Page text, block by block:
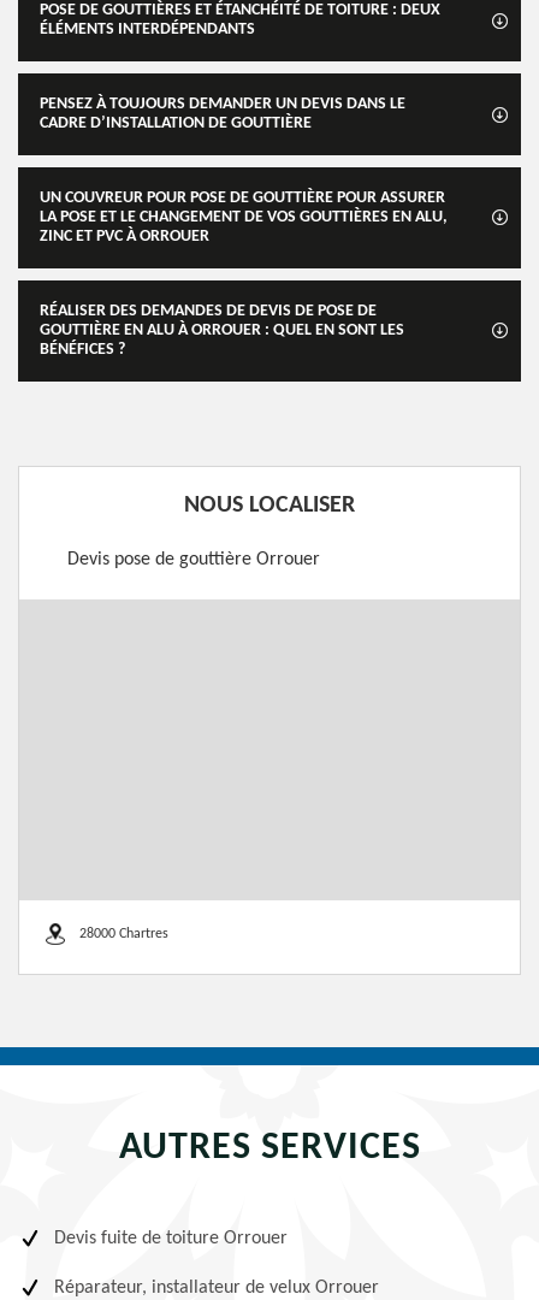
POSE DE GOUTTIÈRES ET ÉTANCHÉITÉ DE TOITURE : DEUX
ÉLÉMENTS INTERDÉPENDANTS
PENSEZ À TOUJOURS DEMANDER UN DEVIS DANS LE
CADRE D’INSTALLATION DE GOUTTIÈRE
UN COUVREUR POUR POSE DE GOUTTIÈRE POUR ASSURER
LA POSE ET LE CHANGEMENT DE VOS GOUTTIÈRES EN ALU,
ZINC ET PVC À ORROUER
RÉALISER DES DEMANDES DE DEVIS DE POSE DE
GOUTTIÈRE EN ALU À ORROUER : QUEL EN SONT LES
BÉNÉFICES ?
NOUS LOCALISER
Devis pose de gouttière Orrouer
28000 Chartres
AUTRES SERVICES
Devis fuite de toiture Orrouer
Réparateur, installateur de velux Orrouer